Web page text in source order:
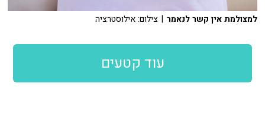
למצולמת אין קשר לנאמר | צילום: אילוסטרציה
עוד קטעים